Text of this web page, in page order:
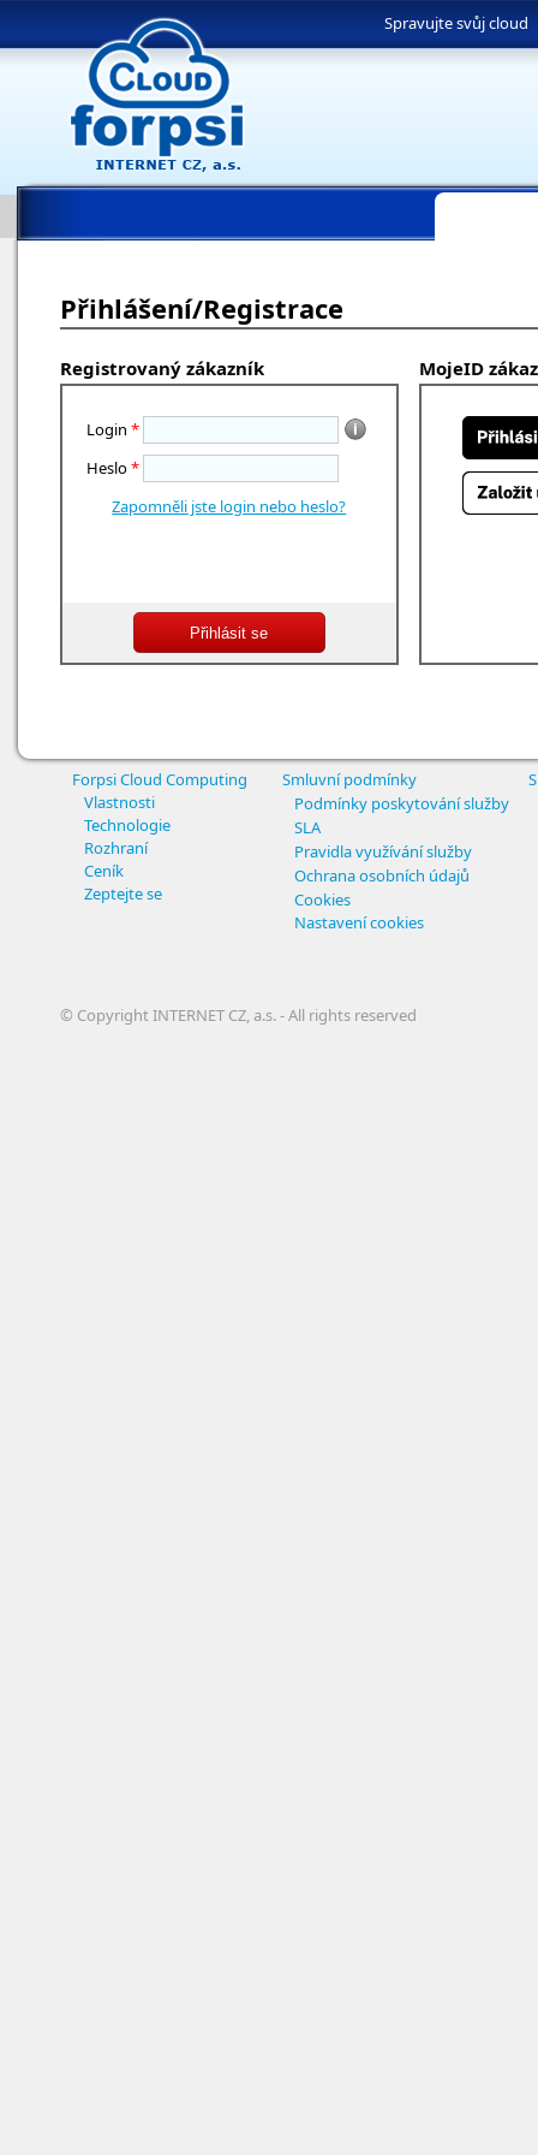
Spravujte svůj cloud
Přihlášení/Registrace
Registrovaný zákazník
Login *
Heslo*
Zapomněli jste login nebo heslo?
MojeID
Forpsi Cloud Computing
Vlastnosti
Technologie
Rozhraní
Ceník
Zeptejte se
Smluvní podmínky
Podmínky poskytování služby
SLA
Pravidla využívání služby
Ochrana osobních údajů
Cookies
Nastavení cookies
© Copyright INTERNET CZ, a.s. - All rights reserved